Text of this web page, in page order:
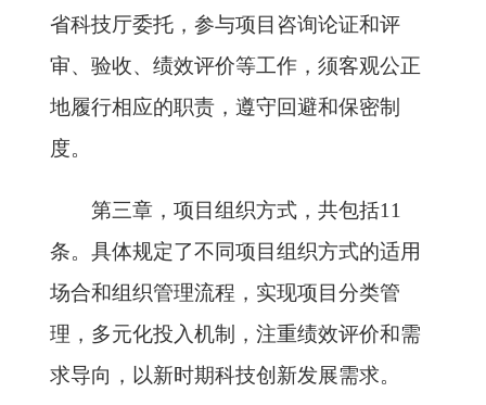
省科技厅委托，参与项目咨询论证和评
审、验收、绩效评价等工作，须客观公正
地履行相应的职责，遵守回避和保密制
度。
第三章，项目组织方式，共包括11
条。具体规定了不同项目组织方式的适用
场合和组织管理流程，实现项目分类管
理，多元化投入机制，注重绩效评价和需
求导向，以新时期科技创新发展需求。